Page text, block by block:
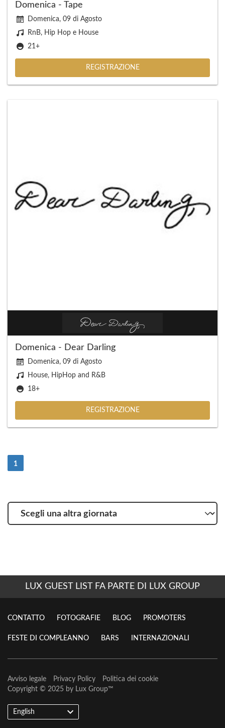
Domenica - Tape
Domenica, 09 di Agosto
RnB, Hip Hop e House
21+
REGISTRAZIONE
Domenica - Dear Darling
Domenica, 09 di Agosto
House, HipHop and R&B
18+
REGISTRAZIONE
1
Scegli
LUX GUEST LIST FA PARTE DI LUX GROUP
CONTATTO FOTOGRAFIE BLOG PROMOTERS
FESTE DI COMPLEANNO BARS INTERNAZIONALI
Avviso legale Privacy Policy
Politica dei cookie
Copyright © 2025 by Lux Group™
English